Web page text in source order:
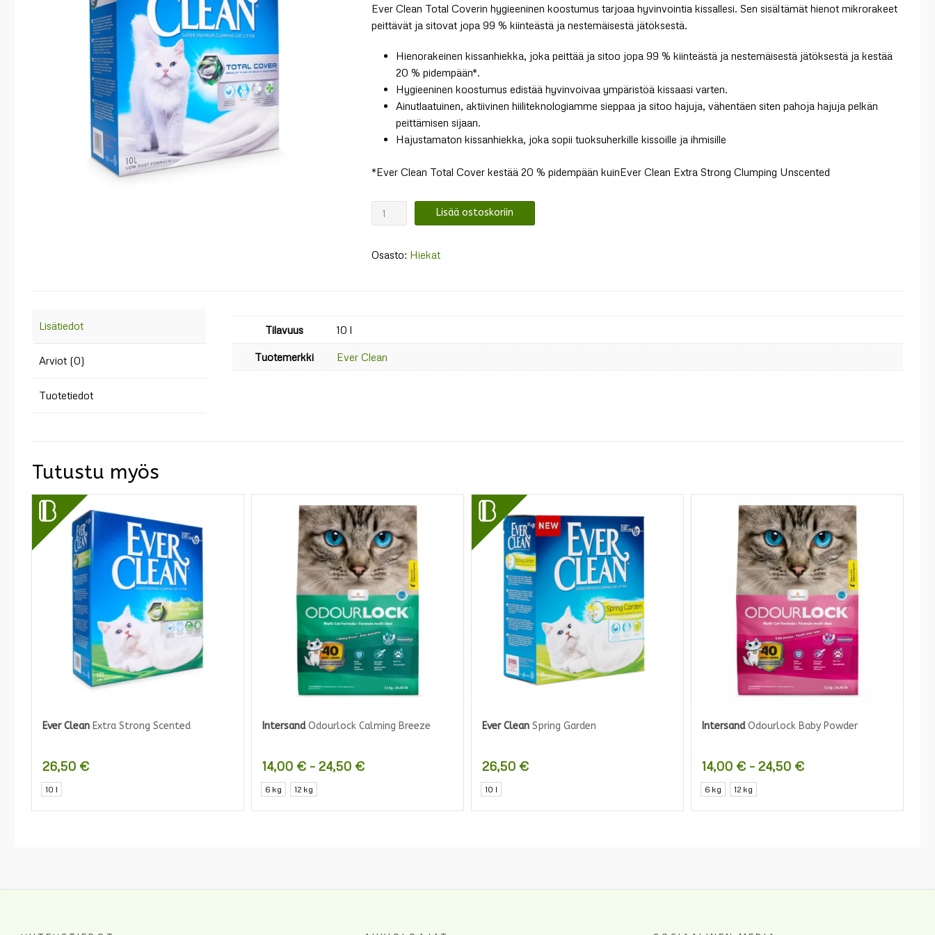
Ever Clean Total Coverin hygieeninen koostumus tarjoaa hyvinvointia kissallesi. Sen sisältämät hienot mikrorakeet
peittävät ja sitovat jopa 99 % kiinteästä ja nestemäisestä jätöksestä.
Hienorakeinen kissanhiekka, joka peittää ja sitoo jopa 99 % kiinteästä ja nestemäisestä jätöksestä ja kestää
20 % pidempään*.
Hygieeninen koostumus edistää hyvinvoivaa ympäristöä kissaasi varten.
Ainutlaatuinen, aktiivinen hiiliteknologiamme sieppaa ja sitoo hajuja, vähentäen siten pahoja hajuja pelkän
peittämisen sijaan.
Hajustamaton kissanhiekka, joka sopii tuoksuherkille kissoille ja ihmisille
*Ever Clean Total Cover kestää 20 % pidempään kuinEver Clean Extra Strong Clumping Unscented
Ever
Clean
Cover
Lisää ostoskoriin
Osasto: Hiekat
Lisätiedot
Arviot (0)
Tuotetiedot
Tilavuus 10 l
Tuotemerkki Ever Clean
Tutustu myös
Ever Clean Extra Strong Scented
26,50 €
10 l
IntersandOdourlock Calming Breeze
14,00 € – 24,50 €Hintaluokka:
6 kg 12 kg
tehdä
Ever Clean Spring Garden
26,50 €
10 l
IntersandOdourlock Baby Powder
14,00 € – 24,50 €Hintaluokka:
6 kg 12 kg
tehdä